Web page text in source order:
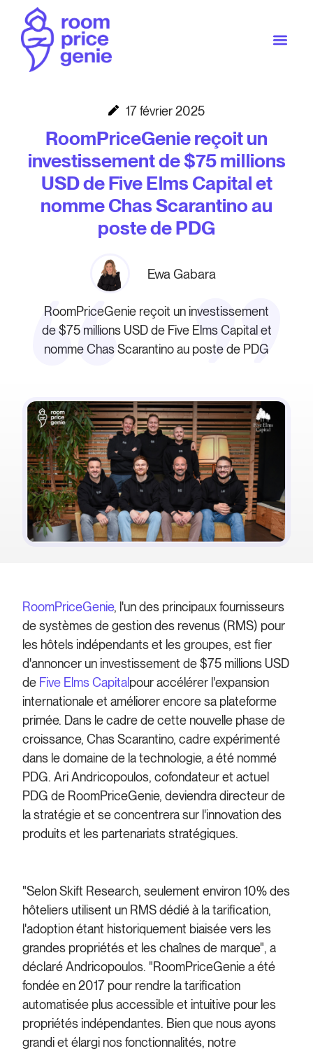
17 février 2025
RoomPriceGenie reçoit un
investissement de $75 millions
USD de Five Elms Capital et
nomme Chas Scarantino au
poste de PDG
Ewa Gabara
RoomPriceGenie reçoit un investissement
de $75 millions USD de Five Elms Capital et
nomme Chas Scarantino au poste de PDG
RoomPriceGenie, l'un des principaux fournisseurs
de systèmes de gestion des revenus (RMS) pour
les hôtels indépendants et les groupes, est fier
d'annoncer un investissement de $75 millions USD
de Five Elms Capitalpour accélérer l'expansion
internationale et améliorer encore sa plateforme
primée. Dans le cadre de cette nouvelle phase de
croissance, Chas Scarantino, cadre expérimenté
dans le domaine de la technologie, a été nommé
PDG. Ari Andricopoulos, cofondateur et actuel
PDG de RoomPriceGenie, deviendra directeur de
la stratégie et se concentrera sur l'innovation des
produits et les partenariats stratégiques.
"Selon Skift Research, seulement environ 10% des
hôteliers utilisent un RMS dédié à la tarification,
l'adoption étant historiquement biaisée vers les
grandes propriétés et les chaînes de marque", a
déclaré Andricopoulos. "RoomPriceGenie a été
fondée en 2017 pour rendre la tarification
automatisée plus accessible et intuitive pour les
propriétés indépendantes. Bien que nous ayons
grandi et élargi nos fonctionnalités, notre